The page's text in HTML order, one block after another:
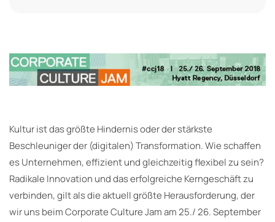
Kultur ist das größte Hindernis oder der stärkste
Beschleuniger der (digitalen) Transformation. Wie schaffen
es Unternehmen, effizient und gleichzeitig flexibel zu sein?
Radikale Innovation und das erfolgreiche Kerngeschäft zu
verbinden, gilt als die aktuell größte Herausforderung, der
wir uns beim Corporate Culture Jam am 25./ 26. September